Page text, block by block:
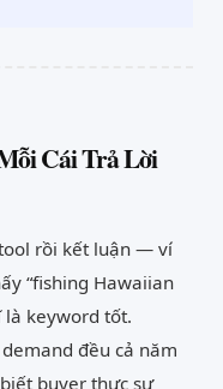
Cái Trả Lời
rồi kết luận — ví
“fishing Hawaiian
là keyword tốt.
đều cả năm
buyer thực sự